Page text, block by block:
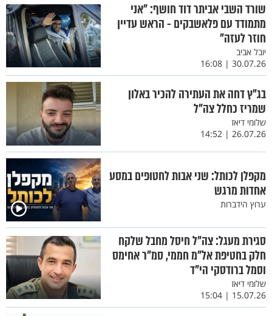
שורד השבי אביתר דוד חושף: "אני
מתמודד עם פלאשבקים - הראש עדיין
חוזר לעזה"
יובל אביב
30.07.26 | 16:08
בג"ץ דחה את העתירה להכיר באלון
שמריז כחלל צה"ל
שלומי דיאז
26.07.26 | 14:52
מקפלן לכותל: שני אבות לחטופים במסע
אחדות מרגש
ערוץ הידברות
סגירת מעגל: צה"ל חיסל מחבל שלקח
חלק בחטיפת אל"מ חממי, סמ"ר אחימס
וסמל ברודסקי הי"ד
שלומי דיאז
15.07.26 | 15:04